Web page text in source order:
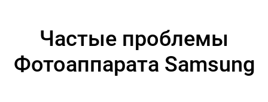
Частые проблемы
Фотоаппарата Samsung